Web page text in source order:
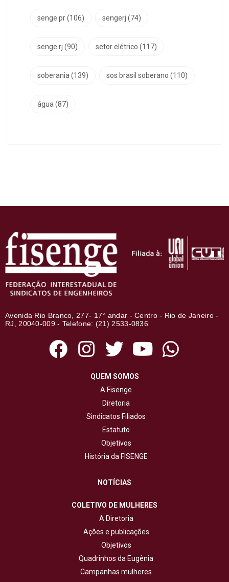
senge pr(106) sengerj (74)
senge rj (90) setor elétrico (117)
soberania (139) sos brasil soberano (110)
água (87)
Avenida Rio Branco, 277- 17° andar - Centro - Rio de Janeiro -
RJ, 20040-009 - Telefone: (21) 2533-0836
QUEM SOMOS
A Fisenge
Diretoria
Sindicatos Filiados
Estatuto
Objetivos
História da FISENGE
NOTÍCIAS
COLETIVO DE MULHERES
A Diretoria
Ações e publicações
Objetivos
Quadrinhos da Eugênia
Campanhas mulheres